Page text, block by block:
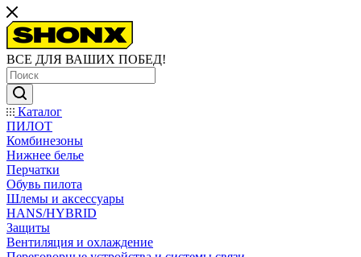
ВСЕ ДЛЯ ВАШИХ ПОБЕД!
Каталог
ПИЛОТ
Комбинезоны
Нижнее белье
Перчатки
Обувь пилота
Шлемы и аксессуары
HANS/HYBRID
Защиты
Вентиляция и охлаждение